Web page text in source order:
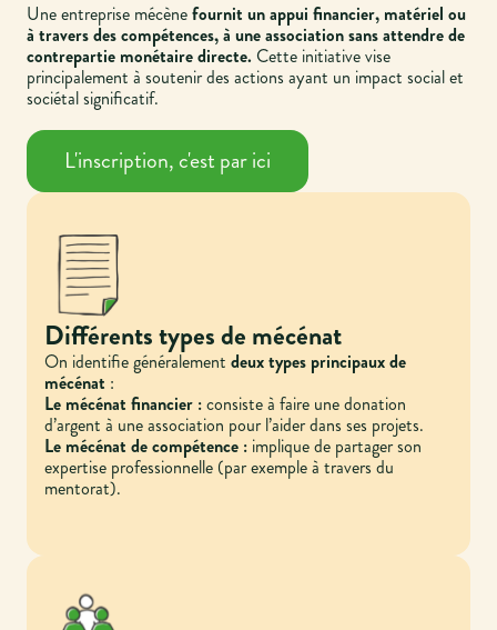
Une entreprise mécènefournit un appui financier, matériel ou
à travers des compétences, à une association sans attendre de
contrepartie monétaire directe. Cette initiative vise
principalement à soutenir des actions ayant un impact social et
sociétal significatif.
L'inscription, c'est par ici
Différents types de mécénat
On identifie généralementdeux types principaux de
mécénat :
Le mécénat financier :consiste à faire une donation
d’argent à une association pour l’aider dans ses projets.
Le mécénat de compétence : implique de partager son
expertise professionnelle (par exemple à travers du
mentorat).